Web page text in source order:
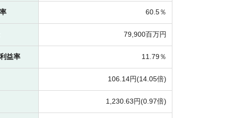
60.5％
79,900百万円
益率 11.79％
106.14円(14.05倍)
1,230.63円(0.97倍)